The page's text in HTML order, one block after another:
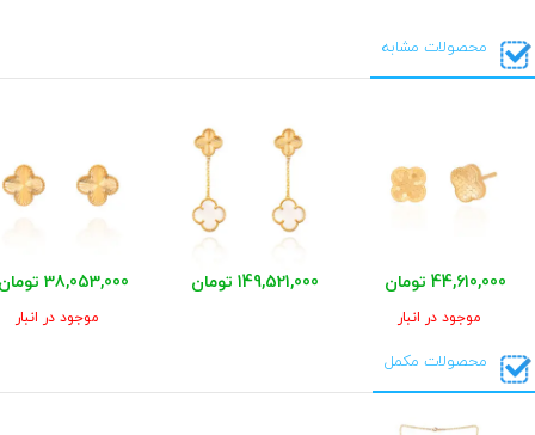
محصولات مشابه
44,610,000 تومان
موجود در انبار
149,521,000 تومان 38,053,000 تومان
موجود در انبار
محصولات مکمل